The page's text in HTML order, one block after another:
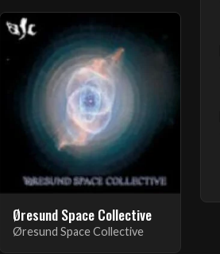
Øresund Space Collective
Øresund Space Collective